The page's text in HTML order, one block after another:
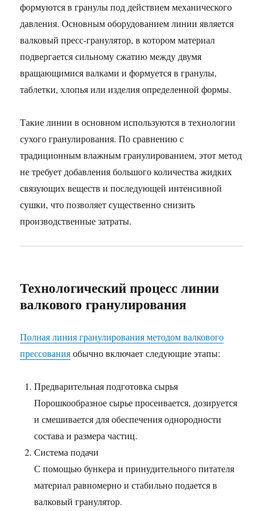
формуются в гранулы под действием механического
давления. Основным оборудованием линии является
валковый пресс-гранулятор, в котором материал
подвергается сильному сжатию между двумя
вращающимися валками и формуется в гранулы,
таблетки, хлопья или изделия определенной формы.
Такие линии в основном используются в технологии
сухого гранулирования. По сравнению с
традиционным влажным гранулированием, этот метод
не требует добавления большого количества жидких
связующих веществ и последующей интенсивной
сушки, что позволяет существенно снизить
производственные затраты.
Технологический процесс линии
валкового гранулирования
Полная линия гранулирования методом валкового
прессованияобычно включает следующие этапы:
Предварительная подготовка сырья
Порошкообразное сырье просеивается, дозируется
и смешивается для обеспечения однородности
состава и размера частиц.
Система подачи
С помощью бункера и принудительного питателя
материал равномерно и стабильно подается в
валковый гранулятор.